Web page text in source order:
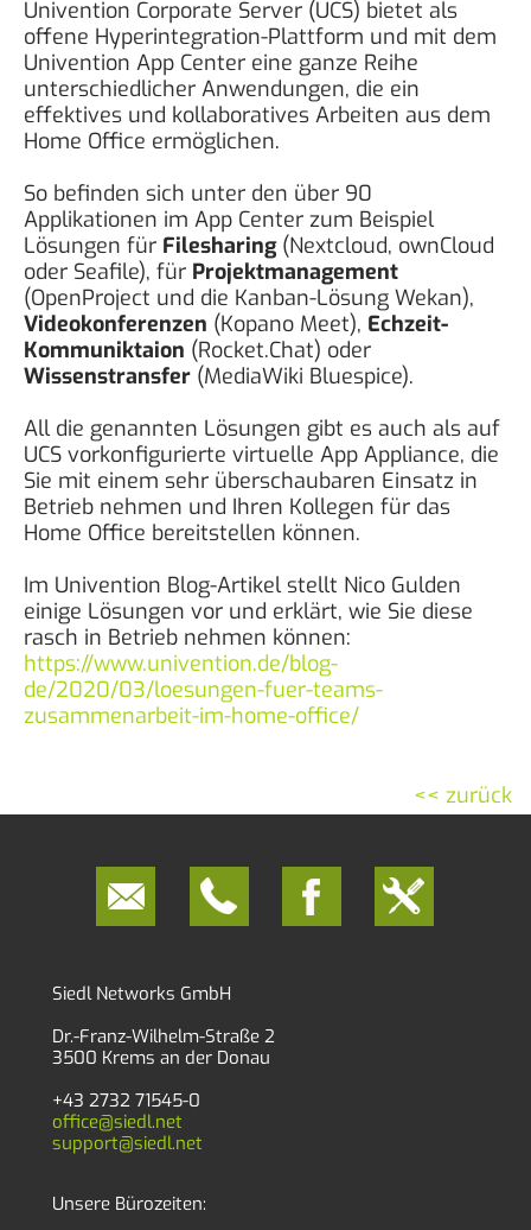
Univention Corporate Server (UCS) bietet als
offene Hyperintegration-Plattform und mit dem
Univention App Center eine ganze Reihe
unterschiedlicher Anwendungen, die ein
effektives und kollaboratives Arbeiten aus dem
Home Office ermöglichen.
So befinden sich unter den über 90
Applikationen im App Center zum Beispiel
Lösungen für Filesharing(Nextcloud, ownCloud
oder Seafile), für Projektmanagement
(OpenProject und die Kanban-Lösung Wekan),
Videokonferenzen (Kopano Meet), Echzeit-
Kommuniktaion (Rocket.Chat) oder
Wissenstransfer (MediaWiki Bluespice).
All die genannten Lösungen gibt es auch als auf
UCS vorkonfigurierte virtuelle App Appliance, die
Sie mit einem sehr überschaubaren Einsatz in
Betrieb nehmen und Ihren Kollegen für das
Home Office bereitstellen können.
Im Univention Blog-Artikel stellt Nico Gulden
einige Lösungen vor und erklärt, wie Sie diese
rasch in Betrieb nehmen können:
https://www.univention.de/blog-
de/2020/03/loesungen-fuer-teams-
zusammenarbeit-im-home-office/
<< zurück
Siedl Networks GmbH
Dr.-Franz-Wilhelm-Straße 2
3500 Krems an der Donau
+43 2732 71545-0
office@siedl.net
support@siedl.net
Unsere Bürozeiten: